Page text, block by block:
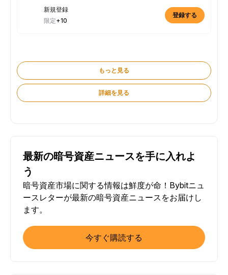
新規登録
限定+10
登録する
もっと見る
詳細を見る
最新の暗号資産ニュースを手に入れよ
う
暗号資産市場に関する情報は鮮度が命！Bybitニュ
ースレターが最新の暗号資産ニュースをお届けし
ます。
今すぐ購読する